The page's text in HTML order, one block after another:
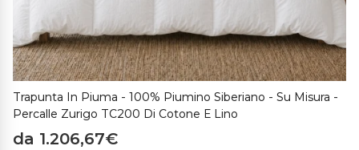
Trapunta In Piuma - 100% Piumino Siberiano - Su Misura -
Percalle Zurigo TC200 Di Cotone E Lino
da 1.206,67€